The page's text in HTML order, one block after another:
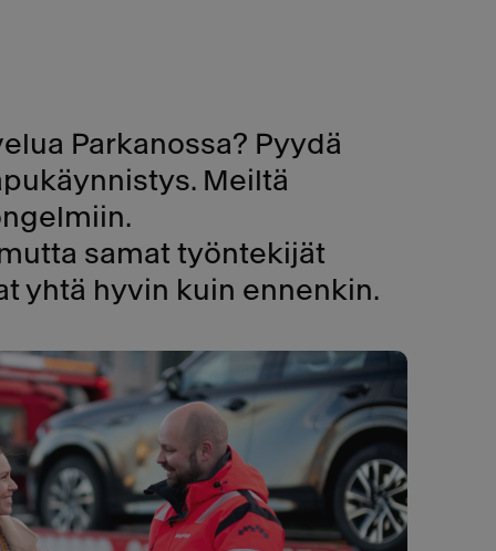
Parkanossa? Pyydä
Meiltä
samat työntekijät
yhtä hyvin kuin ennenkin.